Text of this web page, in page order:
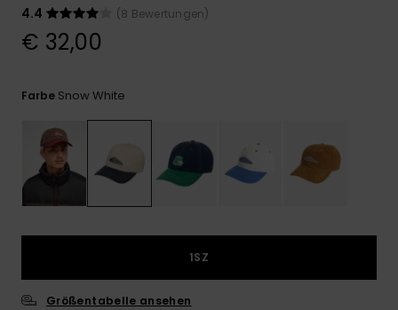
die häufigsten
Fragen sowie
4.4
(8 Bewertungen)
€ 32,00
Farbe Snow White
1SZ
Größentabelle ansehen